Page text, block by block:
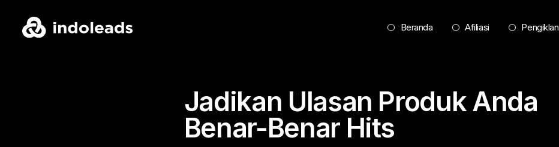
Beranda Afiliasi Pengiklan
Jadikan Ulasan Produk Anda
Benar-Benar Hits